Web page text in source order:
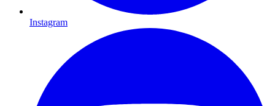
Instagram